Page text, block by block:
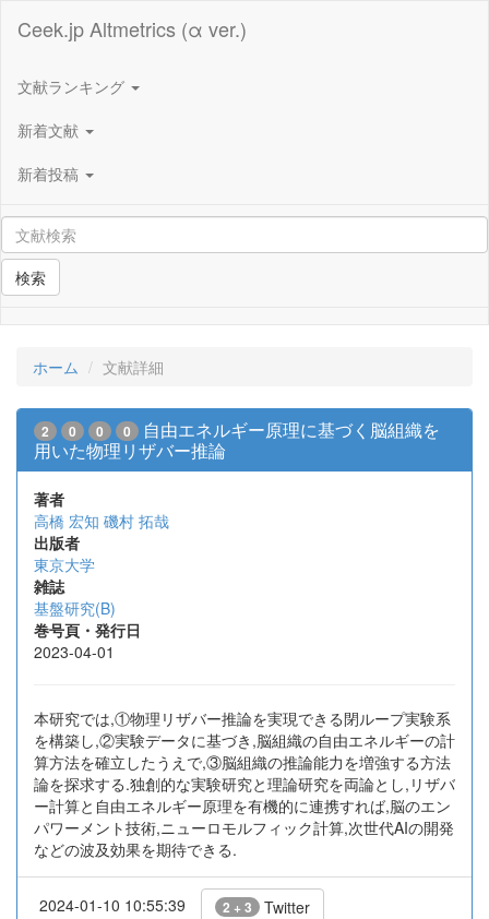
Ceek.jp Altmetrics (α ver.)
文献ランキング
新着文献
新着投稿
検索
ホーム 文献詳細
2 0 0 0
自由エネルギー原理に基づく脳組織を
用いた物理リザバー推論
著者
高橋 宏知 磯村 拓哉
出版者
東京大学
雑誌
基盤研究(B)
巻号頁・発行日
2023-04-01
本研究では,①物理リザバー推論を実現できる閉ループ実験系
を構築し,②実験データに基づき,脳組織の自由エネルギーの計
算方法を確立したうえで,③脳組織の推論能力を増強する方法
論を探求する.独創的な実験研究と理論研究を両論とし,リザバ
ー計算と自由エネルギー原理を有機的に連携すれば,脳のエン
パワーメント技術,ニューロモルフィック計算,次世代AIの開発
などの波及効果を期待できる.
2024-01-10 10:55:39 2 + 3 Twitter